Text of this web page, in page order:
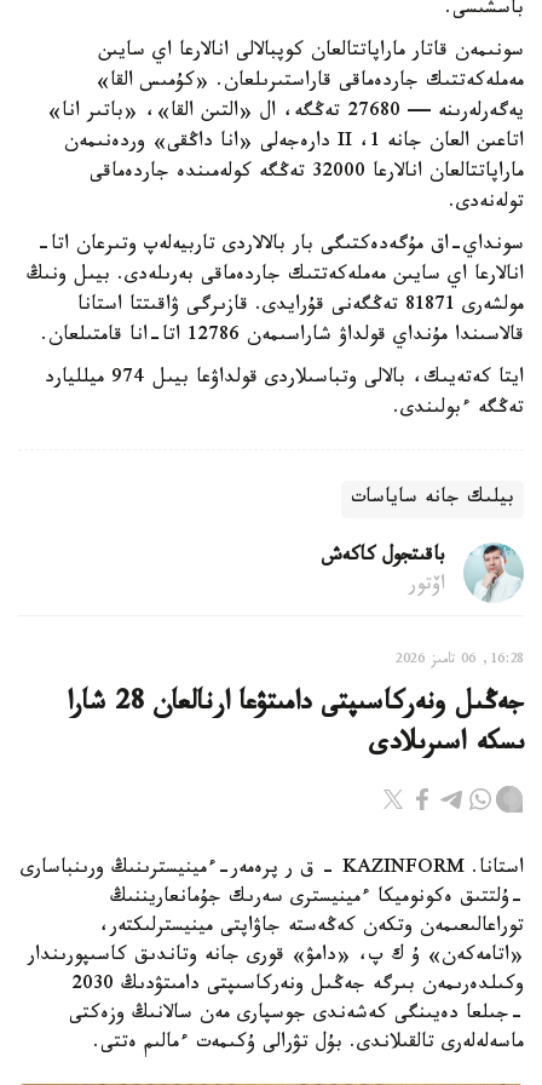
باسشىسى.
سونىمەن قاتار ماراپاتتالعان كوپبالالى انالارعا اي سايىن
مەملەكەتتىك جاردەماقى قاراستىرىلعان. «كۇمىس القا»
يەگەرلەرىنە — 27680 تەڭگە، ال «التىن القا»، «باتىر انا»
اتاعىن العان جانە 1، II دارەجەلى «انا داڭقى» وردەنىمەن
ماراپاتتالعان انالارعا 32000 تەڭگە كولەمىندە جاردەماقى
تولەنەدى.
سونداي-اق مۇگەدەكتىگى بار بالالاردى تاربيەلەپ وتىرعان اتا-
انالارعا اي سايىن مەملەكەتتىك جاردەماقى بەرىلەدى. بيىل ونىڭ
مولشەرى 81871 تەڭگەنى قۇرايدى. قازىرگى ۋاقىتتا استانا
قالاسىندا مۇنداي قولداۋ شاراسىمەن 12786 اتا-انا قامتىلعان.
ايتا كەتەيىك، بالالى وتباسىلاردى قولداۋعا بيىل 974 ميلليارد
تەڭگە ءبولىندى.
بيلىك جانە ساياسات
باقىتجول كاكەش
اۆتور
16:28, 06 تامىز 2026
جەڭىل ونەركاسىپتى دامىتۋعا ارنالعان 28 شارا
ىسكە اسىرىلادى
استانا. KAZINFORM - ق ر پرەمەر-ءمينيسترىنىڭ ورىنباسارى
-ۇلتتىق ەكونوميكا ءمينيسترى سەرىك جۇمانعاريننىڭ
توراعالىعىمەن وتكەن كەڭەستە جاۋاپتى مينيسترلىكتەر،
«اتامەكەن» ۇ ك پ، «دامۋ» قورى جانە وتاندىق كاسىپورىندار
وكىلدەرىمەن بىرگە جەڭىل ونەركاسىپتى دامىتۋدىڭ 2030
-جىلعا دەيىنگى كەشەندى جوسپارى مەن سالانىڭ وزەكتى
ماسەلەلەرى تالقىلاندى. بۇل تۋرالى ۇكىمەت ءمالىم ەتتى.